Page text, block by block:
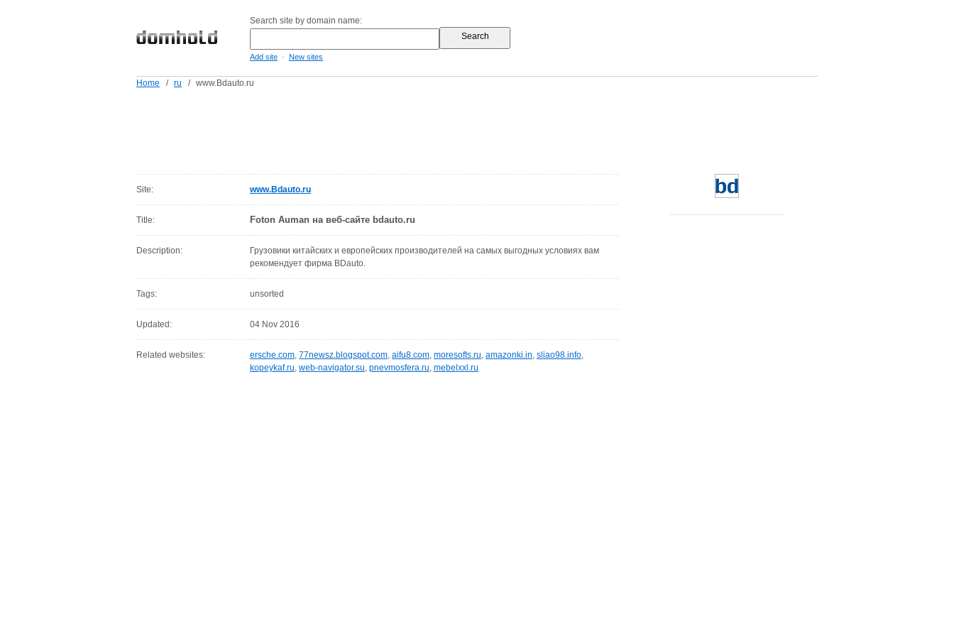
Search site by domain name:
Add site - New sites
Home / ru / www.Bdauto.ru
Site: www.Bdauto.ru
Title: Foton Auman на веб-сайте bdauto.ru
Description:
Грузовики китайских и европейских производителей на самых выгодных условиях вам
рекомендует фирма BDauto.
Tags: unsorted
Updated: 04 Nov 2016
Related websites: ersche.com, 77newsz.blogspot.com, aifu8.com, moresofts.ru, amazonki.in, sliao98.info,
kopeykaf.ru, web-navigator.su, pnevmosfera.ru, mebelxxl.ru